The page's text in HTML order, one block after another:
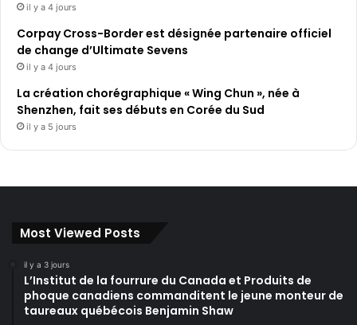
il y a 4 jours
Corpay Cross-Border est désignée partenaire officiel
de change d’Ultimate Sevens
il y a 4 jours
La création chorégraphique « Wing Chun », née à
Shenzhen, fait ses débuts en Corée du Sud
il y a 5 jours
Most Viewed Posts
il y a 3 jours
L’Institut de la fourrure du Canada et Produits de
phoque canadiens commanditent le jeune monteur de
taureaux québécois Benjamin Shaw